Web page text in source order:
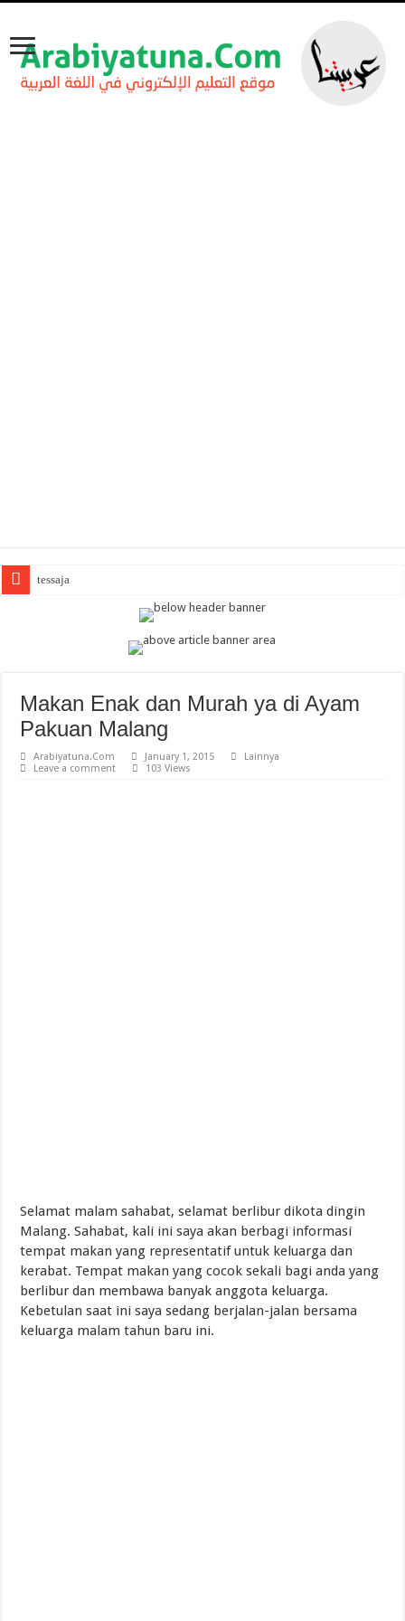
Ar
Makan Enak dan Murah ya di Ayam
Pakuan Malang
Arabiyatuna.Com January 1, 2015
Lainnya
Leave a comment
103 Views
Selamat malam sahabat, selamat berlibur dikota dingin
Malang. Sahabat, kali ini saya akan berbagi informasi
tempat makan yang representatif untuk keluarga dan
kerabat. Tempat makan yang cocok sekali bagi anda yang
berlibur dan membawa banyak anggota keluarga.
Kebetulan saat ini saya sedang berjalan-jalan bersama
keluarga malam tahun baru ini.